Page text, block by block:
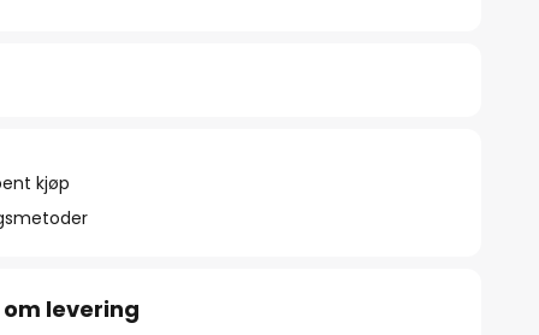
kjøp
levering